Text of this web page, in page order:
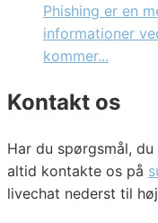
Phishing er en
informationer
kommer...
Kontakt os
Har du spørgsmål,
altid kontakte os på
livechat nederst til